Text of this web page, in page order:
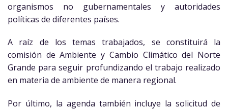
organismos no gubernamentales y autoridades
políticas de diferentes países.
A raíz de los temas trabajados, se constituirá la
comisión de Ambiente y Cambio Climático del Norte
Grande para seguir profundizando el trabajo realizado
en materia de ambiente de manera regional.
Por último, la agenda también incluye la solicitud de